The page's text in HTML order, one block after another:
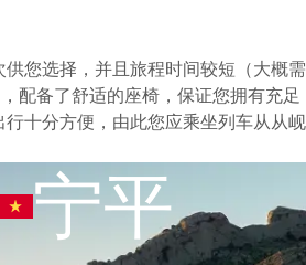
您选择，并且旅程时间较短（大概需
配备了舒适的座椅，保证您拥有充足
十分方便，由此您应乘坐列车从从岘
宁平